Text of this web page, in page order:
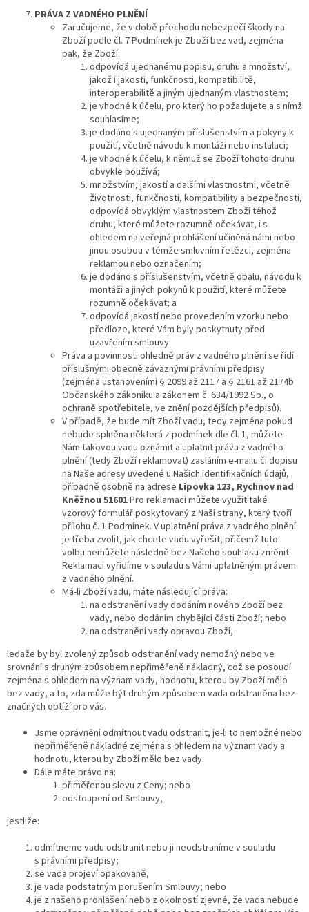
PRÁVA Z VADNÉHO PLNĚNÍ
Zaručujeme, že v době přechodu nebezpečí škody na
Zboží podle čl. 7 Podmínek je Zboží bez vad, zejména
pak, že Zboží:
odpovídá ujednanému popisu, druhu a množství,
jakož i jakosti, funkčnosti, kompatibilitě,
interoperabilitě a jiným ujednaným vlastnostem;
je vhodné k účelu, pro který ho požadujete a s nímž
souhlasíme;
je dodáno s ujednaným příslušenstvím a pokyny k
použití, včetně návodu k montáži nebo instalaci;
je vhodné k účelu, k němuž se Zboží tohoto druhu
obvykle používá;
množstvím, jakostí a dalšími vlastnostmi, včetně
životnosti, funkčnosti, kompatibility a bezpečnosti,
odpovídá obvyklým vlastnostem Zboží téhož
druhu, které můžete rozumně očekávat, i s
ohledem na veřejná prohlášení učiněná námi nebo
jinou osobou v témže smluvním řetězci, zejména
reklamou nebo označením;
je dodáno s příslušenstvím, včetně obalu, návodu k
montáži a jiných pokynů k použití, které můžete
rozumně očekávat; a
odpovídá jakostí nebo provedením vzorku nebo
předloze, které Vám byly poskytnuty před
uzavřením smlouvy.
Práva a povinnosti ohledně práv z vadného plnění se řídí
příslušnými obecně závaznými právními předpisy
(zejména ustanoveními § 2099 až 2117 a § 2161 až 2174b
Občanského zákoníku a zákonem č. 634/1992 Sb., o
ochraně spotřebitele, ve znění pozdějších předpisů).
V případě, že bude mít Zboží vadu, tedy zejména pokud
nebude splněna některá z podmínek dle čl. 1, můžete
Nám takovou vadu oznámit a uplatnit práva z vadného
plnění (tedy Zboží reklamovat) zasláním e-mailu či dopisu
na Naše adresy uvedené u Našich identifikačních údajů,
případně osobně na adrese Lipovka 123, Rychnov nad
Kněžnou 51601Pro reklamaci můžete využít také
vzorový formulář poskytovaný z Naší strany, který tvoří
přílohu č. 1 Podmínek. V uplatnění práva z vadného plnění
je třeba zvolit, jak chcete vadu vyřešit, přičemž tuto
volbu nemůžete následně bez Našeho souhlasu změnit.
Reklamaci vyřídíme v souladu s Vámi uplatněným právem
z vadného plnění.
Má-li Zboží vadu, máte následující práva:
na odstranění vady dodáním nového Zboží bez
vady, nebo dodáním chybějící části Zboží; nebo
na odstranění vady opravou Zboží,
ledaže by byl zvolený způsob odstranění vady nemožný nebo ve
srovnání s druhým způsobem nepřiměřeně nákladný, což se posoudí
zejména s ohledem na význam vady, hodnotu, kterou by Zboží mělo
bez vady, a to, zda může být druhým způsobem vada odstraněna bez
značných obtíží pro vás.
Jsme oprávněni odmítnout vadu odstranit, je-li to nemožné nebo
nepřiměřeně nákladné zejména s ohledem na význam vady a
hodnotu, kterou by Zboží mělo bez vady.
Dále máte právo na:
přiměřenou slevu z Ceny; nebo
odstoupení od Smlouvy,
jestliže:
odmítneme vadu odstranit nebo ji neodstraníme v souladu
s právními předpisy;
se vada projeví opakovaně,
je vada podstatným porušením Smlouvy; nebo
je z našeho prohlášení nebo z okolností zjevné, že vada nebude